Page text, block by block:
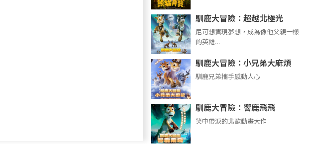
馴鹿大冒險：超越北極光
尼可想實現夢想，成為像他父親一樣
的英雄…
馴鹿大冒險：小兄弟大麻煩
馴鹿兄弟攜手感動人心
馴鹿大冒險：響鹿飛飛
笑中帶淚的北歐動畫大作